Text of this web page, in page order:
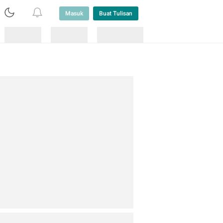
Masuk Buat Tulisan